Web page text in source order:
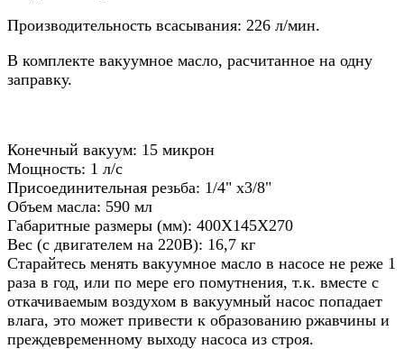
Производительность всасывания: 226 л/мин.
В комплекте вакуумное масло, расчитанное на одну
заправку.
Конечный вакуум: 15 микрон
Мощность: 1 л/с
Присоединительная резьба: 1/4" х3/8"
Объем масла: 590 мл
Габаритные размеры (мм): 400X145X270
Вес (с двигателем на 220В): 16,7 кг
Старайтесь менять вакуумное масло в насосе не реже 1
раза в год, или по мере его помутнения, т.к. вместе с
откачиваемым воздухом в вакуумный насос попадает
влага, это может привести к образованию ржавчины и
преждевременному выходу насоса из строя.